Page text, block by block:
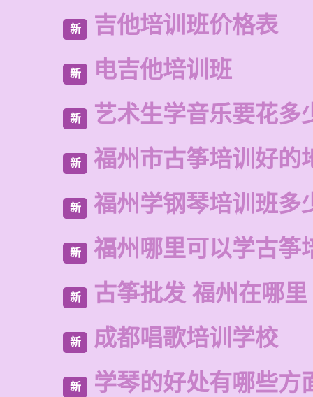
新 吉他培训班价格表
新 电吉他培训班
新 艺术生学音乐要花多
新 福州市古筝培训好的
新 福州学钢琴培训班多
新 福州哪里可以学古筝
新 古筝批发 福州在哪里
新 成都唱歌培训学校
新 学琴的好处有哪些方